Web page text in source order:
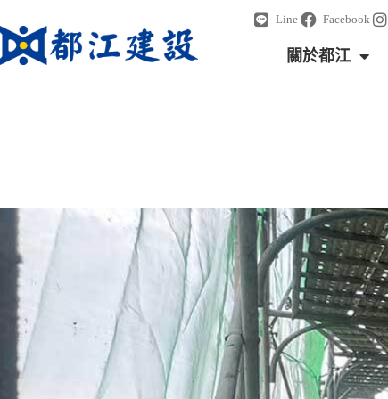
Line Facebook
關於都江